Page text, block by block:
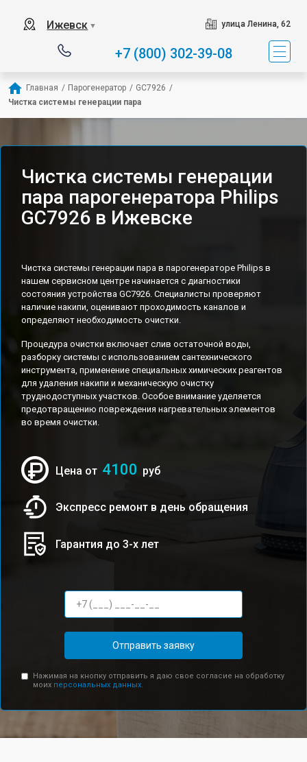
Ижевск ▼ улица Ленина, 62
+7 (800) 302-39-08
Главная / Парогенератор / GC7926 /
Чистка системы генерации пара
Чистка системы генерации
пара парогенератора Philips
GC7926 в Ижевске
Чистка системы генерации пара в парогенераторе Philips в
нашем сервисном центре начинается с диагностики
состояния устройства GC7926. Специалисты проверяют
наличие накипи, оценивают проходимость каналов и
определяют необходимость очистки.
Процедура очистки включает слив остаточной воды,
разборку системы с использованием сантехнического
инструмента, применение специальных химических реагентов
для удаления накипи и механическую очистку
труднодоступных участков. Особое внимание уделяется
предотвращению повреждения нагревательных элементов
во время очистки.
Цена от 4100 руб
Экспресс ремонт в день обращения
Гарантия до 3-х лет
Отправить заявку
Нажимая на кнопку отправить я даю свое согласие на обработку
моих персональных данных.